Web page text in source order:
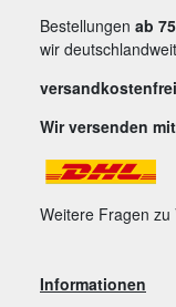
Bestellungen ab
wir deutschlandweit
versandkostenfrei
Wir versenden
Weitere Fragen
Informationen